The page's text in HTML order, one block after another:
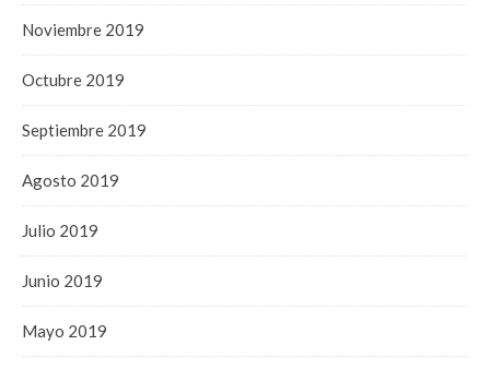
Noviembre 2019
Octubre 2019
Septiembre 2019
Agosto 2019
Julio 2019
Junio 2019
Mayo 2019